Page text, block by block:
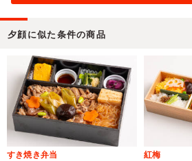
夕顔に似た条件の商品
すき焼き弁当
紅梅